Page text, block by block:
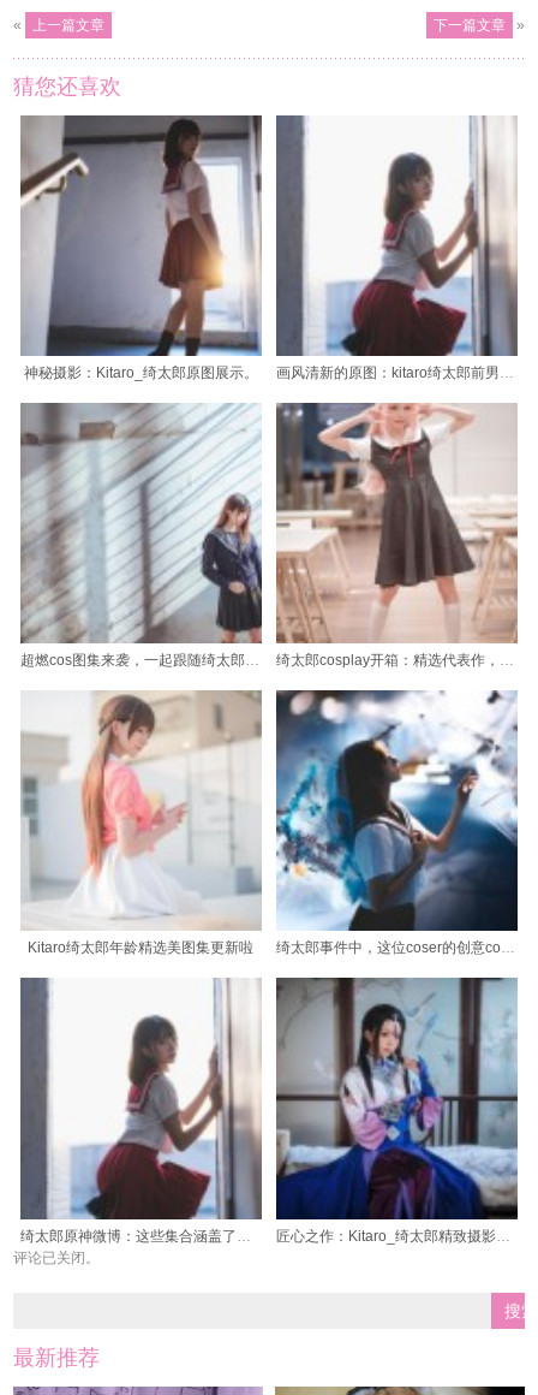
« 上一篇文章 下一篇文章 »
猜您还喜欢
神秘摄影：Kitaro_绮太郎原图展示。 画风清新的原图：kitaro绮太郎前男友专属
超燃cos图集来袭，一起跟随绮太郎年龄踏上征服的舞台 绮太郎cosplay开箱：精选代表作，让你直击coser魅力
Kitaro绮太郎年龄精选美图集更新啦 绮太郎事件中，这位coser的创意cos被网友大赞
评论已关闭。
最新推荐